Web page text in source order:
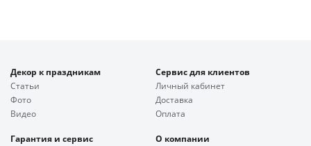
Декор к праздникам
Статьи
Фото
Видео
Сервис для клиентов
Личный кабинет
Доставка
Оплата
Гарантия и сервис
О компании